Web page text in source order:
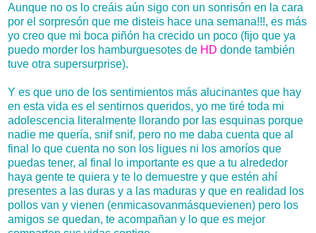
Aunque no os lo creáis aún sigo con un sonrisón en la cara
por el sorpresón que me disteis hace una semana!!!, es más
yo creo que mi boca piñón ha crecido un poco (fijo que ya
puedo morder los hamburguesotes de HD donde también
tuve otra supersurprise).
Y es que uno de los sentimientos más alucinantes que hay
en esta vida es el sentirnos queridos, yo me tiré toda mi
adolescencia literalmente llorando por las esquinas porque
nadie me quería, snif snif, pero no me daba cuenta que al
final lo que cuenta no son los ligues ni los amoríos que
puedas tener, al final lo importante es que a tu alrededor
haya gente te quiera y te lo demuestre y que estén ahí
presentes a las duras y a las maduras y que en realidad los
pollos van y vienen (enmicasovanmásquevienen) pero los
amigos se quedan, te acompañan y lo que es mejor